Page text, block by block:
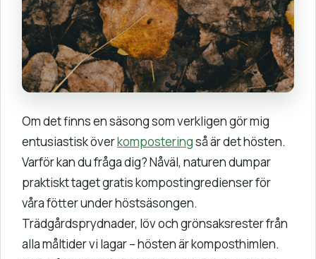
Om det finns en säsong som verkligen gör mig
entusiastisk överkomposteringså är det hösten.
Varför kan du fråga dig? Nåväl, naturen dumpar
praktiskt taget gratis kompostingredienser för
våra fötter under höstsäsongen.
Trädgårdsprydnader, löv och grönsaksrester från
alla måltider vi lagar – hösten är komposthimlen.